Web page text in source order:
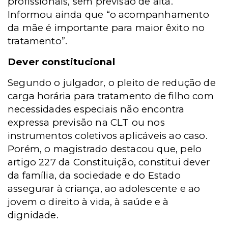
Informou ainda que “o acompanhamento
da mãe é importante para maior êxito no
tratamento”.
Dever constitucional
Segundo o julgador, o pleito de redução de
carga horária para tratamento de filho com
necessidades especiais não encontra
expressa previsão na CLT ou nos
instrumentos coletivos aplicáveis ao caso.
Porém, o magistrado destacou que, pelo
artigo 227 da Constituição, constitui dever
da família, da sociedade e do Estado
assegurar à criança, ao adolescente e ao
jovem o direito à vida, à saúde e à
dignidade.